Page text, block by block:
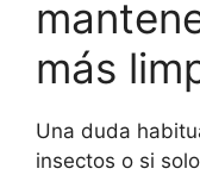
más
Una duda
insectos o si